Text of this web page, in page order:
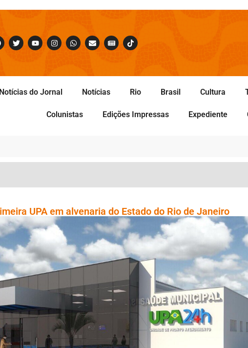
Notícias do Jornal Notícias Rio Brasil Cultura
Colunistas Edições Impressas Expediente
UPA em alvenaria do Estado do Rio de Janeiro